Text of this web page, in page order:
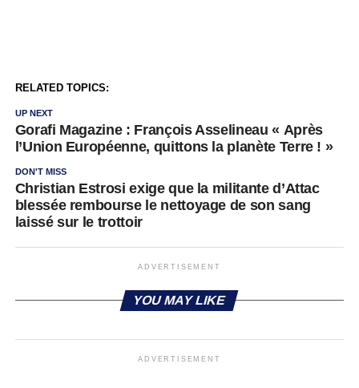
RELATED TOPICS:
UP NEXT
Gorafi Magazine : François Asselineau « Après
l’Union Européenne, quittons la planète Terre ! »
DON'T MISS
Christian Estrosi exige que la militante d’Attac
blessée rembourse le nettoyage de son sang
laissé sur le trottoir
ADVERTISEMENT
YOU MAY LIKE
ADVERTISEMENT